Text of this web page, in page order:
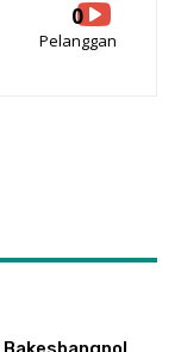
0
Pelanggan